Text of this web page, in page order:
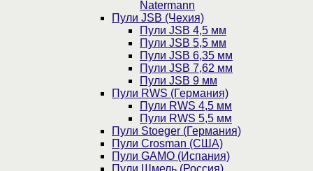
Natermann
Пули JSB (Чехия)
Пули JSB 4,5 мм
Пули JSB 5,5 мм
Пули JSB 6,35 мм
Пули JSB 7,62 мм
Пули JSB 9 мм
Пули RWS (Германия)
Пули RWS 4,5 мм
Пули RWS 5,5 мм
Пули Stoeger (Германия)
Пули Crosman (США)
Пули GAMO (Испания)